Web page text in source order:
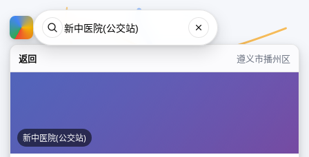
返回 遵义市播州区
新中医院(公交站)